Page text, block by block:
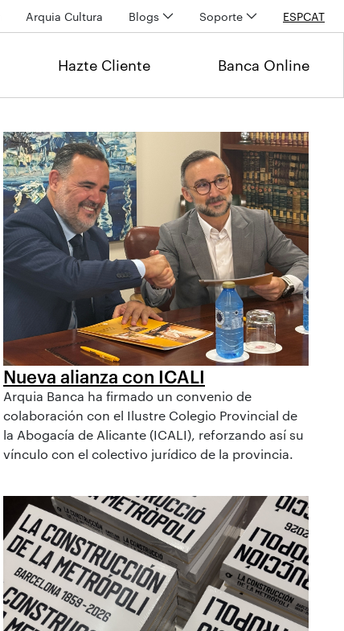
Arquia Cultura Blogs Soporte ESPCAT
Hazte Cliente Banca Online
Nueva alianza con ICALI
Arquia Banca ha firmado un convenio de
colaboración con el Ilustre Colegio Provincial de
la Abogacía de Alicante (ICALI), reforzando así su
vínculo con el colectivo jurídico de la provincia.